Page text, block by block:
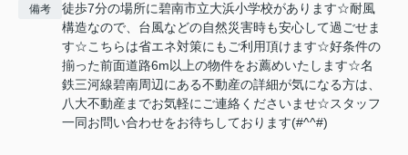
備考
徒歩7分の場所に碧南市立大浜小学校があります☆耐風
構造なので、台風などの自然災害時も安心して過ごせま
す☆こちらは省エネ対策にもご利用頂けます☆好条件の
揃った前面道路6m以上の物件をお薦めいたします☆名
鉄三河線碧南周辺にある不動産の詳細が気になる方は、
八大不動産までお気軽にご連絡くださいませ☆スタッフ
一同お問い合わせをお待ちしております(#^^#)